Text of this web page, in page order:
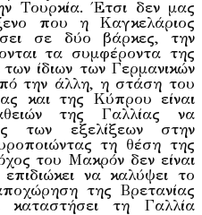
Τουρκία. Έτσι δεν μας
που η Καγκελάριος
σε δύο βάρκες, την
τα συμφέροντα της
ίδιων των Γερμανικών
την άλλη, η στάση του
και της Κύπρου είναι
της Γαλλίας να
των εξελίξεων στην
τη θέση της
του Μακρόν δεν είναι
να καλύψει το
της Βρετανίας
τη Γαλλία